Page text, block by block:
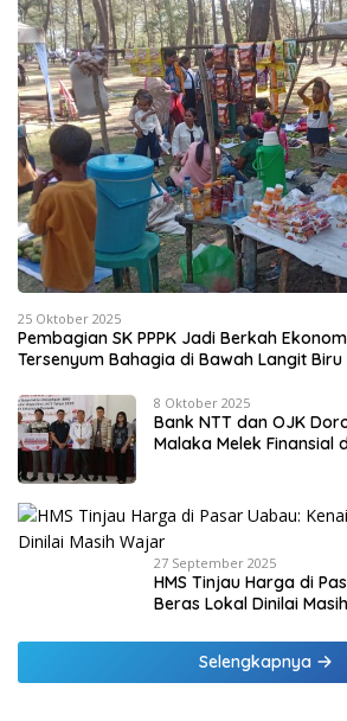
25 Oktober 2025
Pembagian SK PPPK Jadi Berkah
Tersenyum Bahagia di Bawah Langit Biru
8 Oktober 2025
Bank NTT dan OJK
Malaka Melek Finansial
27 September 2025
HMS Tinjau Harga di
Beras Lokal Dinilai
Selengkapnya